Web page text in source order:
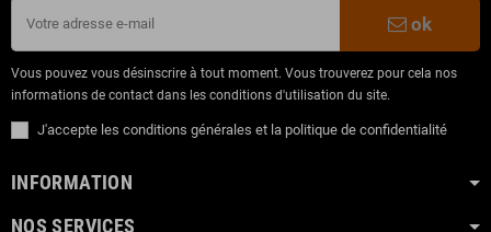
ok
Vous pouvez vous désinscrire à tout moment. Vous trouverez pour cela nos
informations de contact dans les conditions d'utilisation du site.
J'accepte les conditions générales et la politique de confidentialité
INFORMATION
NOS SERVICES